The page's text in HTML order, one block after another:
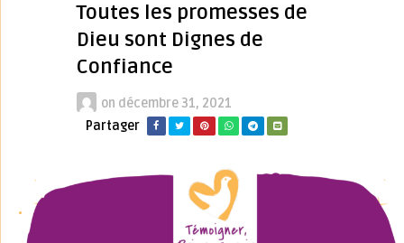
Toutes les promesses de
Dieu sont Dignes de
Confiance
on décembre 31, 2021
Partager